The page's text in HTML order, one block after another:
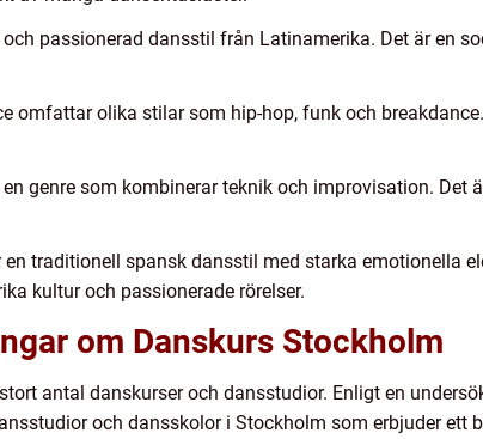
passionerad dansstil från Latinamerika. Det är en
omfattar olika stilar som hip-hop, funk och
genre som kombinerar teknik och improvisation. Det
en traditionell spansk dansstil med starka emotionella
kultur och passionerade rörelser.
om Danskurs Stockholm
antal danskurser och dansstudior. Enligt en
och dansskolor i Stockholm som erbjuder ett